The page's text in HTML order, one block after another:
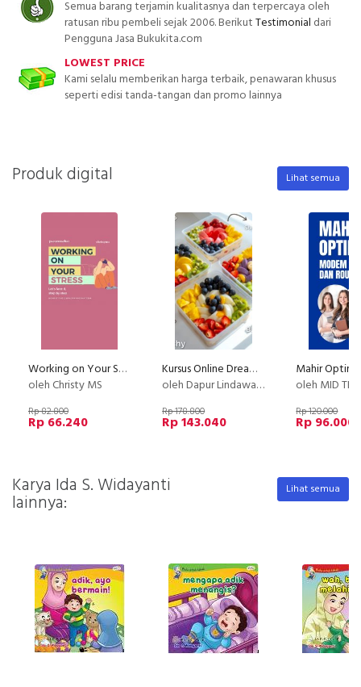
Semua barang terjamin kualitasnya dan terpercaya oleh
ratusan ribu pembeli sejak 2006. BerikutTestimonial dari
Pengguna Jasa Bukukita.com
LOWEST PRICE
Kami selalu memberikan harga terbaik, penawaran khusus
seperti edisi tanda-tangan dan promo lainnya
Produk digital Lihat semua
Working on Your Stress
oleh Christy MS
Rp 82.800
Rp 66.240
Kursus Online Dreamy Salad Buah Dapur Lindawaty PU
oleh Dapur Lindawaty
Rp 178.800
Rp 143.040
oleh MID
Rp 120.000
Rp 96.000
Karya Ida S. Widayanti
lainnya:
Lihat semua